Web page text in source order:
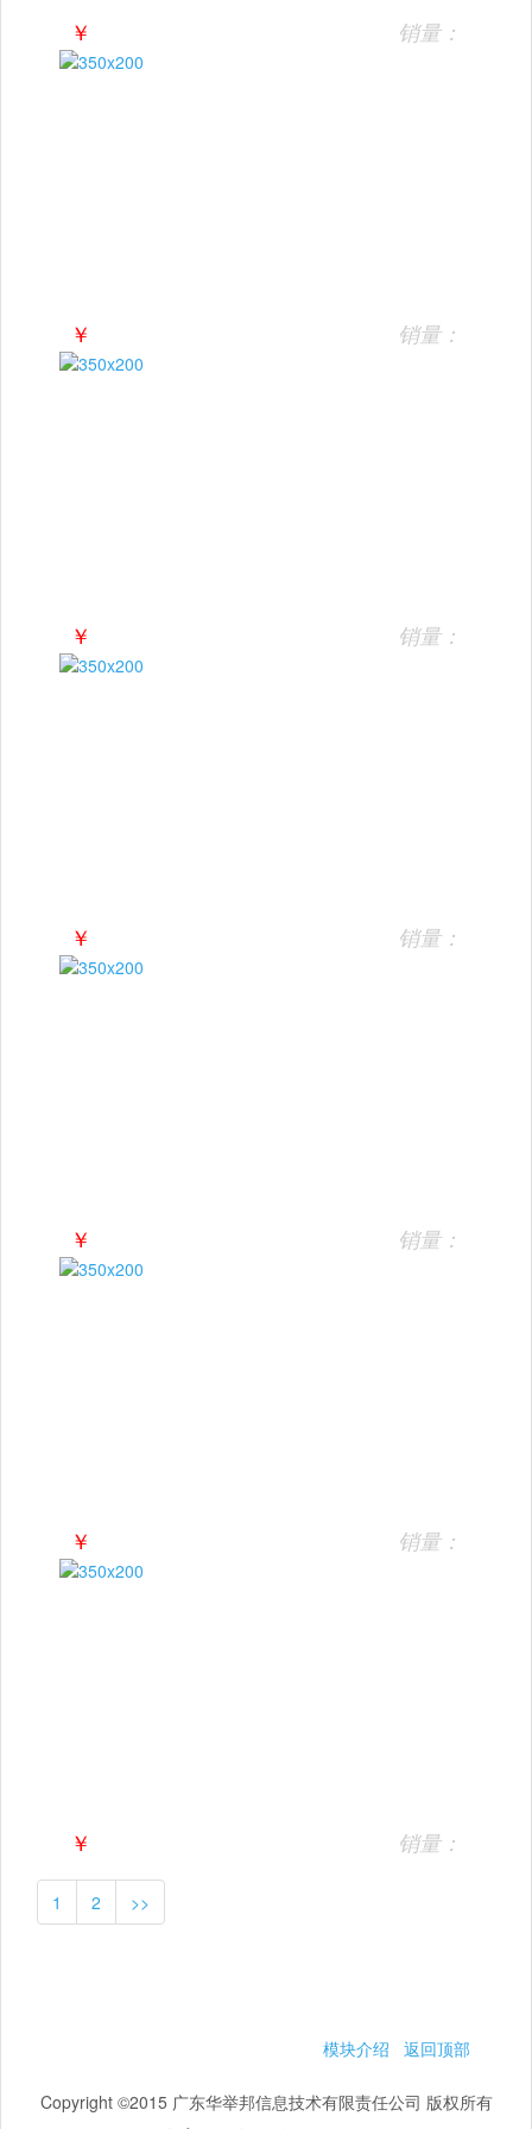
￥ 销量：
￥ 销量：
￥ 销量：
￥ 销量：
￥ 销量：
￥ 销量：
￥ 销量：
1 2 >>
模块介绍 返回顶部
Copyright ©2015 广东华举邦信息技术有限责任公司 版权所有